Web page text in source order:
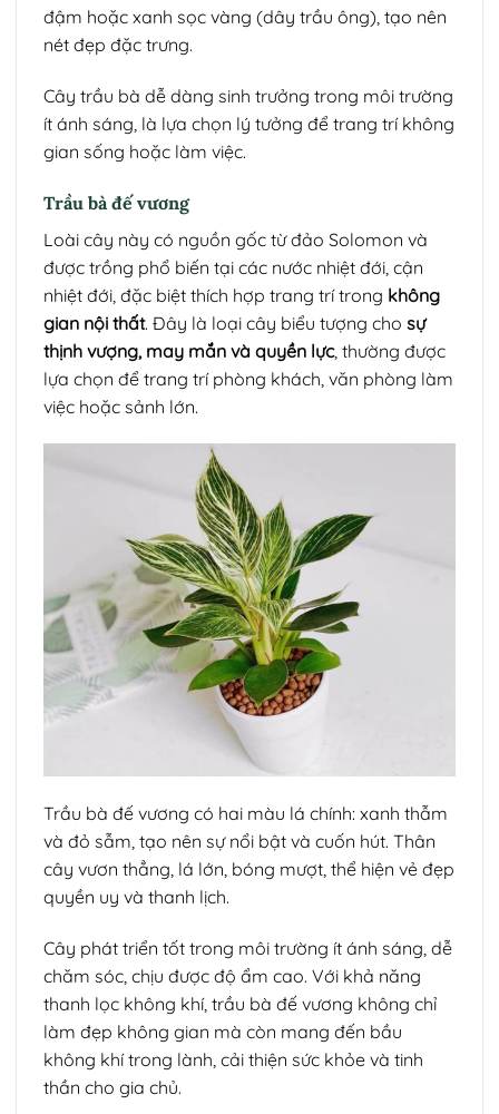
đậm hoặc xanh sọc vàng (dây trầu ông), tạo nên
nét đẹp đặc trưng.
Cây trầu bà dễ dàng sinh trưởng trong môi trường
ít ánh sáng, là lựa chọn lý tưởng để trang trí không
gian sống hoặc làm việc.
Trầu bà đế vương
Loài cây này có nguồn gốc từ đảo Solomon và
được trồng phổ biến tại các nước nhiệt đới, cận
nhiệt đới, đặc biệt thích hợp trang trí trong không
gian nội thất. Đây là loại cây biểu tượng cho sự
thịnh vượng, may mắn và quyền lực, thường được
lựa chọn để trang trí phòng khách, văn phòng làm
việc hoặc sảnh lớn.
Trầu bà đế vương có hai màu lá chính: xanh thẫm
và đỏ sẫm, tạo nên sự nổi bật và cuốn hút. Thân
cây vươn thẳng, lá lớn, bóng mượt, thể hiện vẻ đẹp
quyền uy và thanh lịch.
Cây phát triển tốt trong môi trường ít ánh sáng, dễ
chăm sóc, chịu được độ ẩm cao. Với khả năng
thanh lọc không khí, trầu bà đế vương không chỉ
làm đẹp không gian mà còn mang đến bầu
không khí trong lành, cải thiện sức khỏe và tinh
thần cho gia chủ.